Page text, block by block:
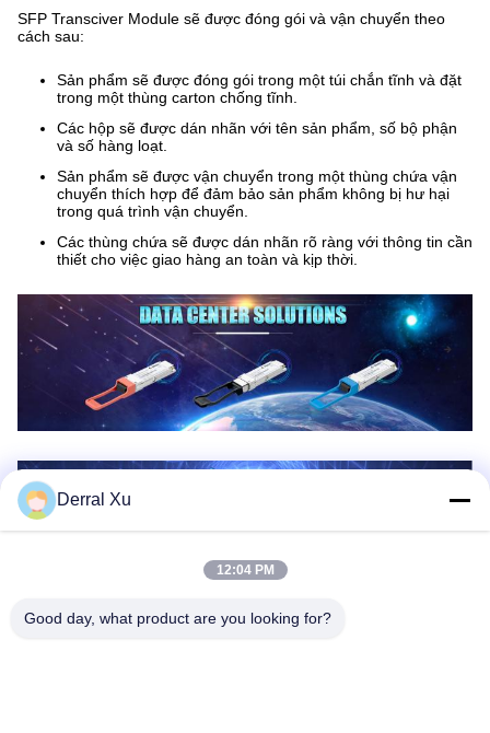
SFP Transciver Module sẽ được đóng gói và vận chuyển theo
cách sau:
Sản phẩm sẽ được đóng gói trong một túi chắn tĩnh và đặt
trong một thùng carton chống tĩnh.
Các hộp sẽ được dán nhãn với tên sản phẩm, số bộ phận
và số hàng loạt.
Sản phẩm sẽ được vận chuyển trong một thùng chứa vận
chuyển thích hợp để đảm bảo sản phẩm không bị hư hại
trong quá trình vận chuyển.
Các thùng chứa sẽ được dán nhãn rõ ràng với thông tin cần
thiết cho việc giao hàng an toàn và kịp thời.
Derral Xu
12:04 PM
Good day, what product are you looking for?